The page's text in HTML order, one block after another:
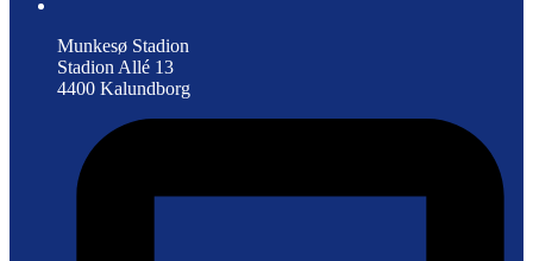
Munkesø Stadion
Stadion Allé 13
4400 Kalundborg